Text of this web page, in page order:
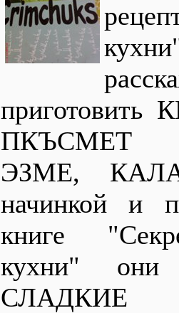
ПКЪСМЕТ
ЭЗМЕ,
начинкой и
книге
кухни" они